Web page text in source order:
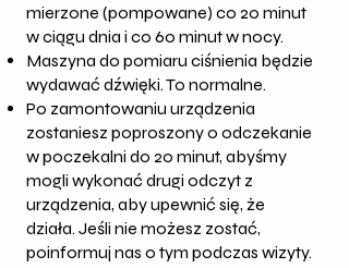
mierzone (pompowane) co 20 minut
w ciągu dnia i co 60 minut w nocy.
Maszyna do pomiaru ciśnienia będzie
wydawać dźwięki. To normalne.
Po zamontowaniu urządzenia
zostaniesz poproszony o odczekanie
w poczekalni do 20 minut, abyśmy
mogli wykonać drugi odczyt z
urządzenia, aby upewnić się, że
działa. Jeśli nie możesz zostać,
poinformuj nas o tym podczas wizyty.